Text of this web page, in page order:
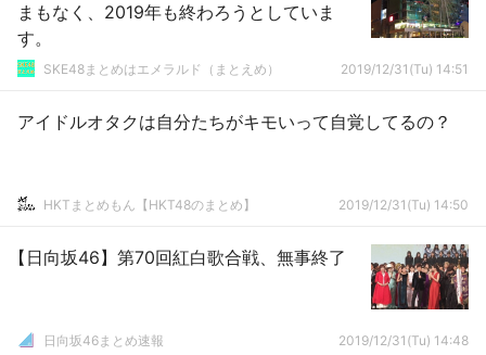
まもなく、2019年も終わろうとしていま
す。
SKE48まとめはエメラルド（まとえめ） 2019/12/31(Tu) 14:51
アイドルオタクは自分たちがキモいって自覚してるの？
HKTまとめもん【HKT48のまとめ】 2019/12/31(Tu) 14:50
【日向坂46】第70回紅白歌合戦、無事終了
日向坂46まとめ速報 2019/12/31(Tu) 14:48